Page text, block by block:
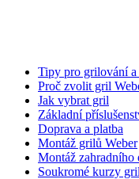
Tipy pro grilování a
Proč zvolit gril
Jak vybrat gril
Základní
Doprava a platba
Montáž grilů Weber
Montáž
Soukromé kurzy